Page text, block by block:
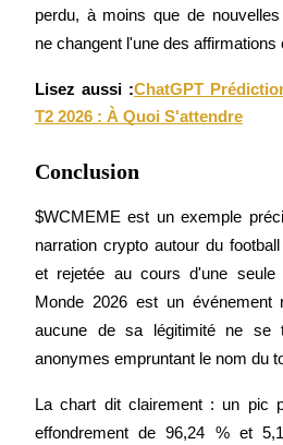
Découvrez comment gagner un
Bitrue
AI
perdu, à moins que de
ne changent l'une des affirmations
Lisez aussi :ChatGPT
T2 2026 : À Quoi S'attendre
Conclusion
$WCMEME est un exemple
narration crypto autour du
et rejetée au cours d'une
Monde 2026 est un événement
aucune de sa légitimité ne se
anonymes empruntant le nom du
La chart dit clairement : un pic
effondrement de 96,24 % et